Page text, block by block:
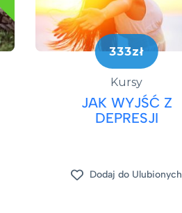
333zł
Kursy
JAK WYJŚĆ Z
DEPRESJI​
Dodaj do Ulubionych